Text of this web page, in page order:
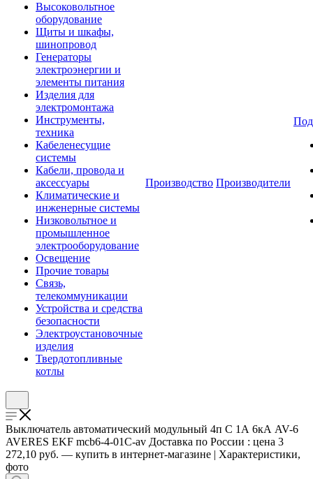
Высоковольтное
оборудование
Щиты и шкафы,
шинопровод
Генераторы
электроэнергии и
элементы питания
Изделия для
электромонтажа
Инструменты,
техника
Кабеленесущие
системы
Кабели, провода и
аксессуары
Климатические и
инженерные системы
Низковольтное и
промышленное
электрооборудование
Освещение
Прочие товары
Связь,
телекоммуникации
Устройства и средства
безопасности
Электроустановочные
изделия
Твердотопливные
котлы
Производство Производители
Выключатель автоматический модульный 4п C 1А 6кА AV-6
AVERES EKF mcb6-4-01C-av Доставка по России : цена 3
272,10 руб. — купить в интернет-магазине | Характеристики,
фото